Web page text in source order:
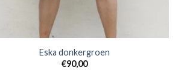
Eska donkergroen
€90,00